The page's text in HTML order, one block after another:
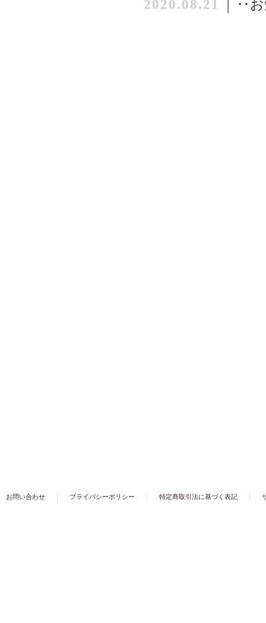
2020.08.21 ‥
お問い合わせ プライバシーポリシー 特定商取引法に基づく表記